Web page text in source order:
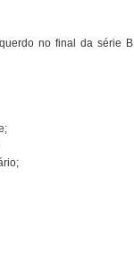
no final da série B